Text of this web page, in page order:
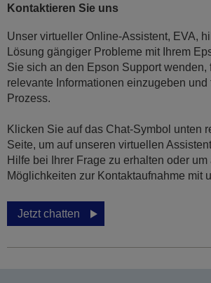
Kontaktieren Sie uns
Unser virtueller Online-Assistent, EVA,
Lösung gängiger Probleme mit Ihrem
Sie sich an den Epson Support wenden,
relevante Informationen einzugeben und
Prozess.
Klicken Sie auf das Chat-Symbol unten
Seite, um auf unseren virtuellen
Hilfe bei Ihrer Frage zu erhalten oder um
Möglichkeiten zur Kontaktaufnahme mit
Jetzt chatten